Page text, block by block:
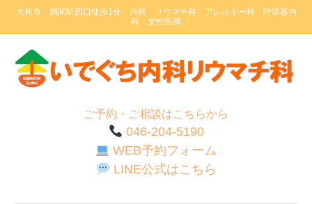
大和市 鶴間駅西口徒歩1分 内科 リウマチ科 アレルギー科 呼吸器内
科 女性医師
ご予約・ご相談はこちらから
046-204-5190
WEB予約フォーム
LINE公式はこちら